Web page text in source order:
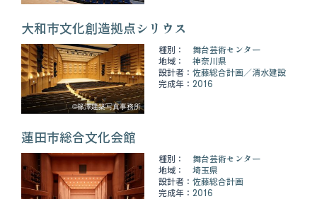
©篠澤建築写真事務所
大和市文化創造拠点シリウス
種別：
舞台芸術センター
地域：
神奈川県
設計者： 佐藤総合計画
清水建設
完成年： 2016
蓮田市総合文化会館
種別：
舞台芸術センター
地域：
埼玉県
設計者： 佐藤総合計画
完成年： 2016